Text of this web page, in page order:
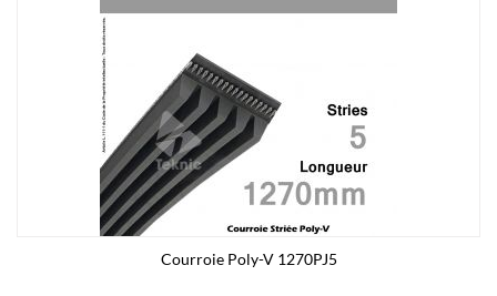
Courroie Poly-V 1270PJ5